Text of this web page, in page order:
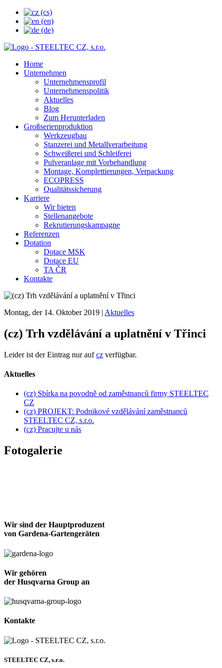
Home
Unternehmen
Unternehmensprofil
Unternehmenspolitik
Aktuelles
Blog
Zum Herunterladen
Großserienproduktion
Werkzeugbau
Stanzerei und Metallverarbeitung
Schweißerei und Schleiferei
Pulveranlage mit Vorbehandlung
Montage, Komplettierungen, Verpackung
ECOPRESS
Qualitätssicherung
Karriere
Wir bieten
Stellenangebote
Rekrutierungskampagne
Referenzen
Dotation
Dotace MSK
Dotace EU
TA ČR
Kontakte
Montag, der 14. Oktober 2019 | Aktuelles
(cz) Trh vzdělávání a uplatnění v Třinci
Leider ist der Eintrag nur aufcz verfügbar.
Aktuelles
(cz) Sbírka na povodně od zaměstnanců firmy STEELTEC
CZ
(cz) PROJEKT: Podnikové vzdělávání zaměstnanců
STEELTEC CZ, s.r.o.
(cz) Pracujte u nás
Fotogalerie
Wir sind der Hauptproduzent
von Gardena-Gartengeräten
Wir gehören
der Husqvarna Group an
Kontakte
STEELTEC CZ, s.r.o.